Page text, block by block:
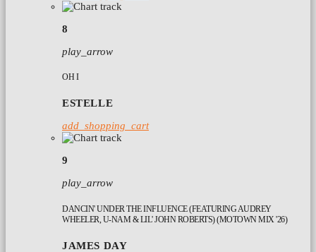
8
play_arrow
OH I
ESTELLE
add_shopping_cart
9
play_arrow
DANCIN' UNDER THE INFLUENCE (FEATURING AUDREY
WHEELER, U-NAM & LIL' JOHN ROBERTS) (MOTOWN MIX '26)
JAMES DAY